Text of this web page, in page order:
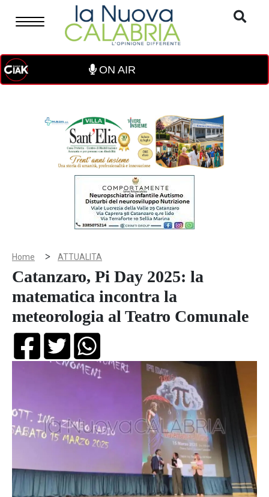
ON AIR
Home > ATTUALITA
Catanzaro, Pi Day 2025: la
matematica incontra la
meteorologia al Teatro Comunale